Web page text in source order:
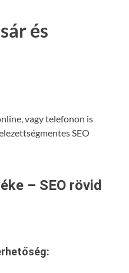
és
vagy telefonon is
SEO
– SEO rövid